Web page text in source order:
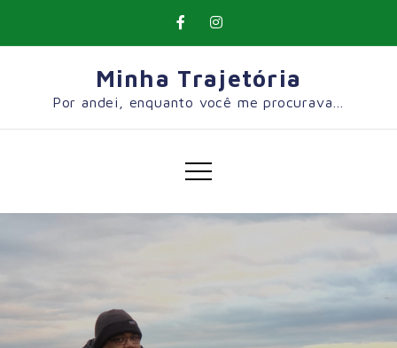
Minha Trajetória
Por andei, enquanto você me procurava…